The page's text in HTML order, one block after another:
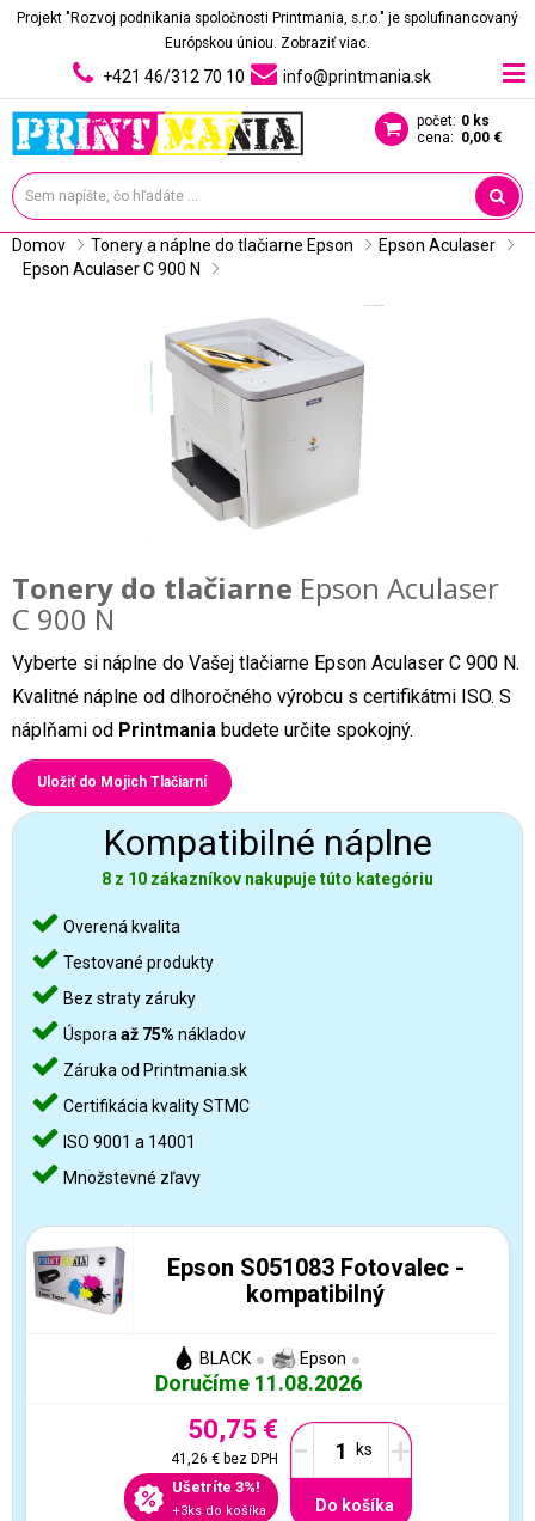
Projekt "Rozvoj podnikania spoločnosti Printmania, s.r.o." je spolufinancovaný
Európskou úniou. Zobraziť viac.
+421 46/312 70 10 info@printmania.sk
počet: 0 ks
cena: 0,00 €
Domov Tonery a náplne do tlačiarne Epson
Epson Aculaser
Epson Aculaser C 900 N
Tonery do tlačiarne Epson Aculaser
C 900 N
Vyberte si náplne do Vašej tlačiarne Epson Aculaser C 900 N.
Kvalitné náplne od dlhoročného výrobcu s certifikátmi ISO. S
náplňami od Printmania budete určite spokojný.
Uložiť do Mojich Tlačiarní
Kompatibilné náplne
8 z 10 zákazníkov nakupuje túto kategóriu
Overená kvalita
Testované produkty
Bez straty záruky
Úspora až 75% nákladov
Záruka od Printmania.sk
Certifikácia kvality STMC
ISO 9001 a 14001
Množstevné zľavy
Epson S051083 Fotovalec -
kompatibilný
BLACK Epson
Doručíme 11.08.2026
50,75 €
41,26 €bez DPH
Ušetríte 3%!
+3ks do košíka
- +
Do košíka